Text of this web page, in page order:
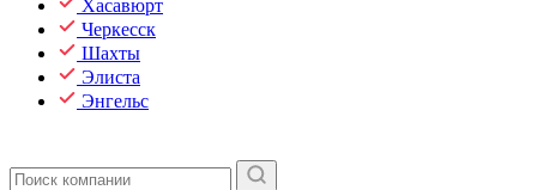
Хасавюрт
Черкесск
Шахты
Элиста
Энгельс